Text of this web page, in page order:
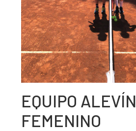
EQUIPO ALEVÍN
FEMENINO